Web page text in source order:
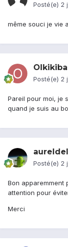
Posté(e) 2
même souci je vie
Posté(e) 2
Pareil pour moi, je
quand je suis au
Posté(e) 2
Bon apparemment
attention pour
Merci